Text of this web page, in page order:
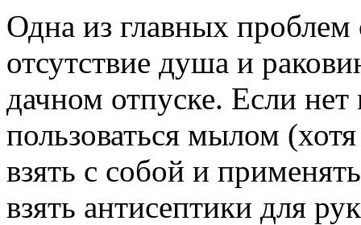
Одна из главных
отсутствие душа и
дачном отпуске. Если
пользоваться мылом
взять с собой и
взять антисептики для